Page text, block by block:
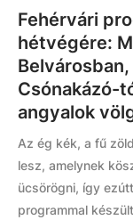
Fehérvári
hétvégére:
Csónakázó-
angyalok
Az ég kék, a fű
lesz, amelynek
ücsörögni, így
programmal